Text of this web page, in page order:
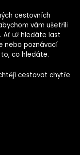
cestovních
vám ušetřili
Ať už hledáte last
nebo poznávací
co hledáte.
cestovat chytře